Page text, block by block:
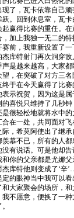
现了，瓦卡依靠自己
跃。回到休息室，瓦
起赢得比赛的重任。
，加上我独一无二的
赛前，我重新设置了
杰库特射门再次洞穿
声是越来越高，大家
望，在突破了对方三
终于在今天赢得了比
表示祝贺，因为这是
悦只维持了几秒钟
是很轻松地就将水中
合在一处，共同面对
际，希莫阿使出了继
羡慕不已，所有的人
没有说话。可是他却
和你的父亲都是尤娜
杰库特他则变成了‘辛
定的眼神当中我可以
和大家聚会的场所，
我不愿意，便换了一